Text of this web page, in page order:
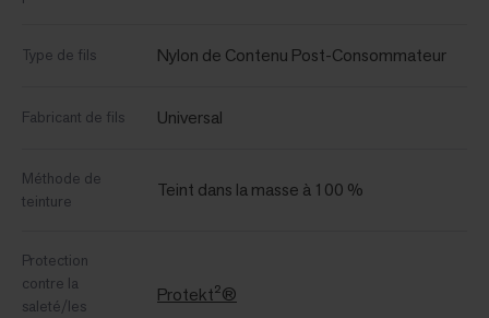
Type de fils Nylon de Contenu Post-Consommateur
Fabricant de fils Universal
Méthode de
teinture
Teint dans la masse à 100 %
Protection
contre la
saleté/les
Protekt²®